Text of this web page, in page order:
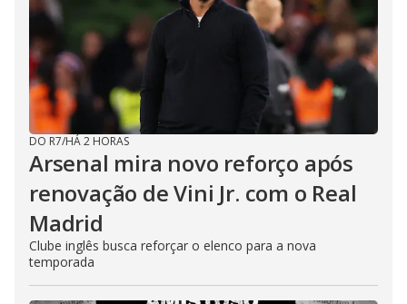
DO R7/HÁ 2 HORAS
Arsenal mira novo reforço após
renovação de Vini Jr. com o Real
Madrid
Clube inglês busca reforçar o elenco para a nova
temporada